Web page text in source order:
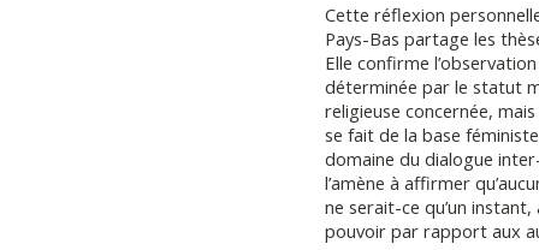
Cette réflexion
Pays-Bas partage les
Elle confirme
déterminée par le statut
religieuse concernée,
se fait de la base
domaine du dialogue
l’amène à affirmer
ne serait-ce qu’un
pouvoir par rapport aux